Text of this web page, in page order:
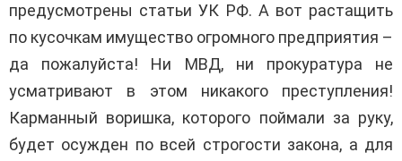
предусмотрены статьи УК РФ. А вот растащить
по кусочкам имущество огромного предприятия –
да пожалуйста! Ни МВД, ни прокуратура не
усматривают в этом никакого преступления!
Карманный воришка, которого поймали за руку,
будет осужден по всей строгости закона, а для